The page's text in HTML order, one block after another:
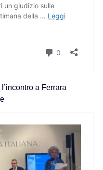
a Ferrara